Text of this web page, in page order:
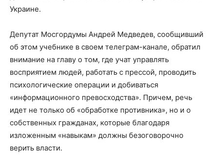
Украине.
Депутат Мосгордумы Андрей Медведев, сообщивший
об этом учебнике в своем телеграм-канале, обратил
внимание на главу о том, где учат управлять
восприятием людей, работать с прессой, проводить
психологические операции и добиваться
«информационного превосходства». Причем, речь
идет не только об «обработке противника», но и о
собственных гражданах, которые благодаря
изложенным «навыкам» должны безоговорочно
верить власти.